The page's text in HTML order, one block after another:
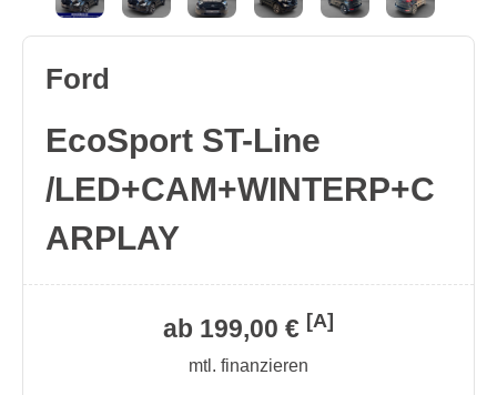
Ford
EcoSport ST-Line
/LED+CAM+WINTERP+C
ARPLAY
ab 199,00 € [A]
mtl. finanzieren